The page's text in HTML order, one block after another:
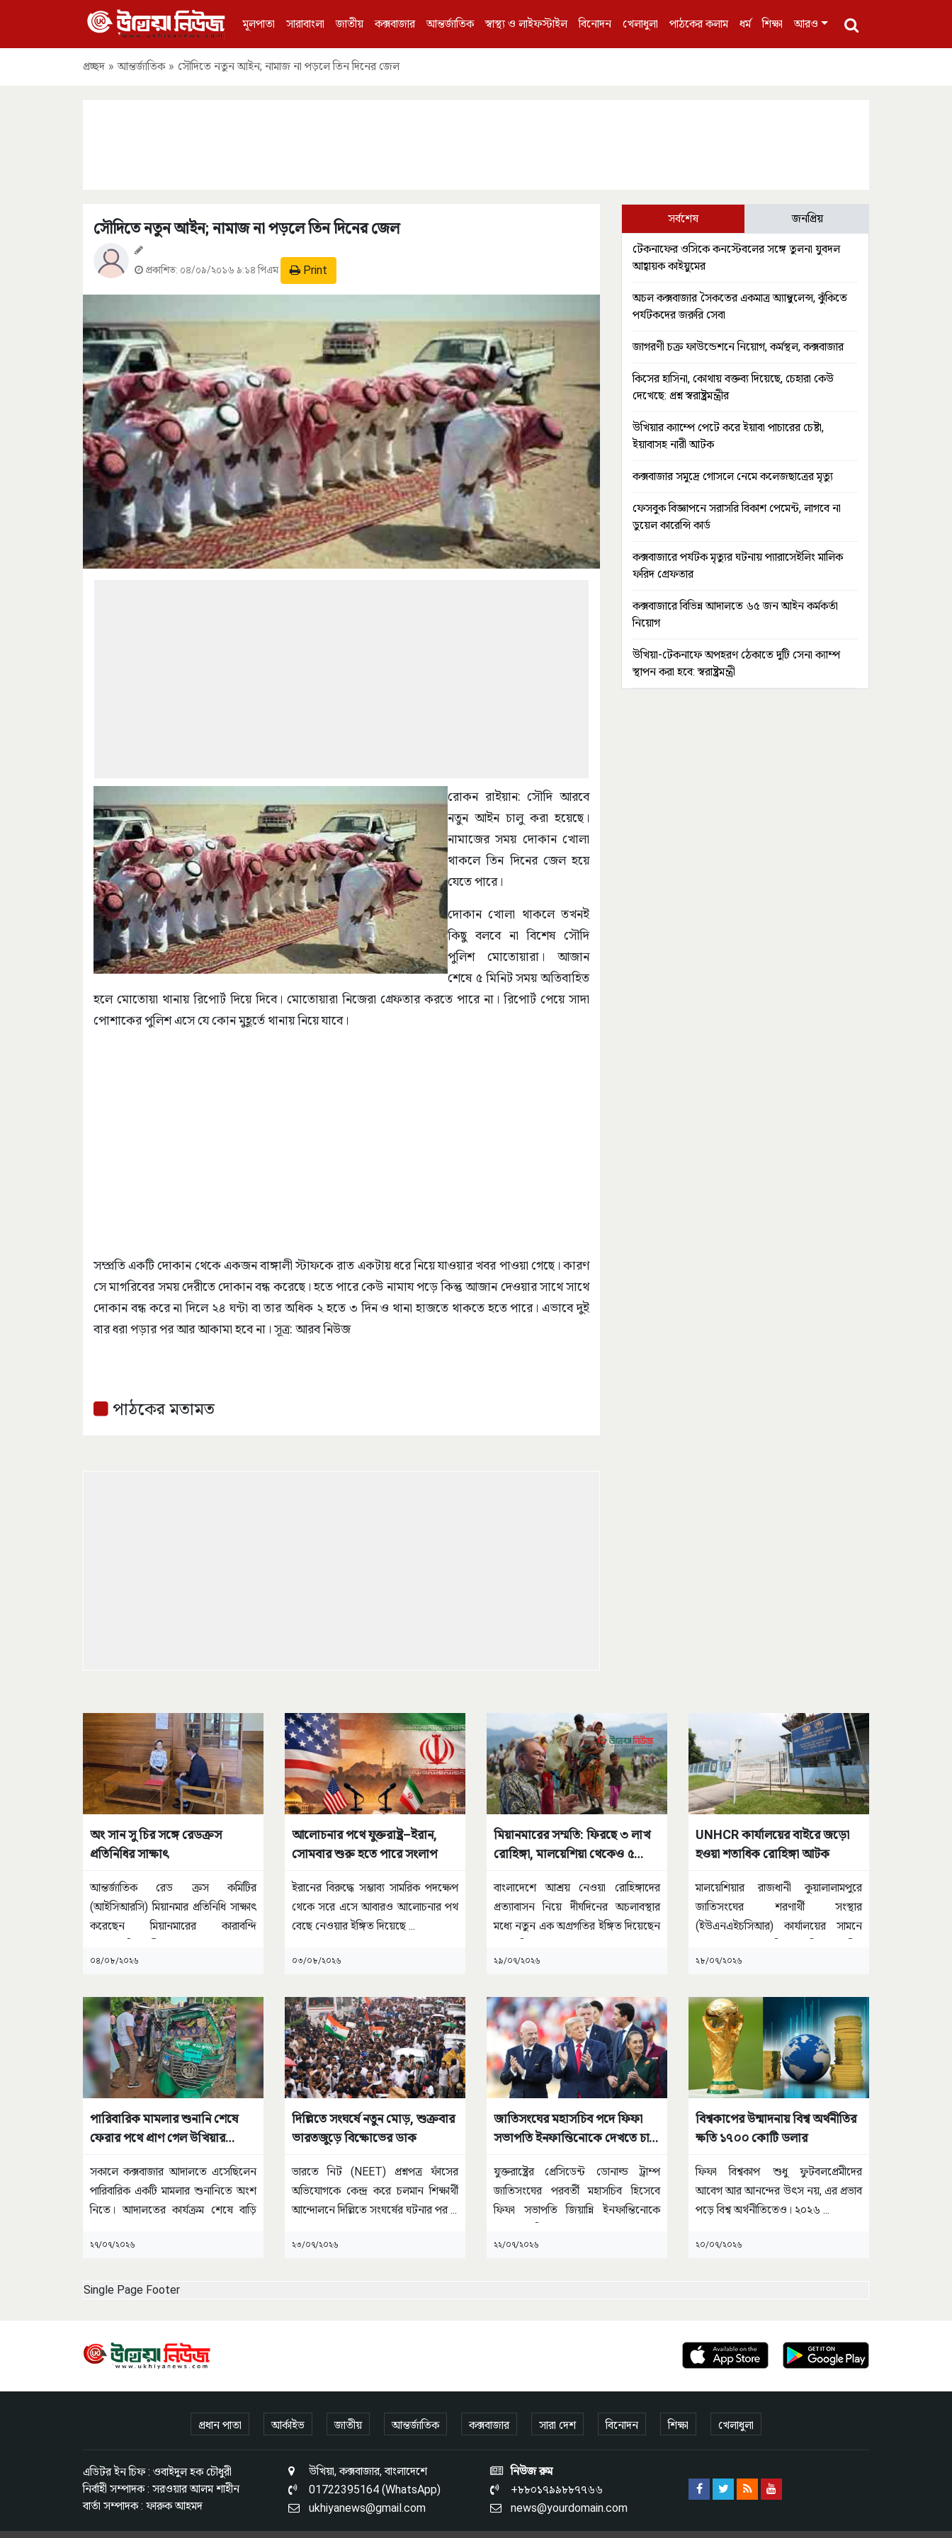
মূলপাতা সারাবাংলা জাতীয় কক্সবাজার আন্তর্জাতিক স্বাস্থ্য ও লাইফস্টাইল বিনোদন খেলাধুলা পাঠকের কলাম ধর্ম শিক্ষা আরও
প্রচ্ছদ » আন্তর্জাতিক » সৌদিতে নতুন আইন; নামাজ না পড়লে তিন দিনের জেল
সৌদিতে নতুন আইন; নামাজ না পড়লে তিন দিনের জেল
প্রকাশিত: ০৪/০৯/২০১৬ ৯:১৪ পিএম Print
রোকন রাইয়ান: সৌদি আরবে
নতুন আইন চালু করা হয়েছে।
নামাজের সময় দোকান খোলা
থাকলে তিন দিনের জেল হয়ে
যেতে পারে।
দোকান খোলা থাকলে তখনই
কিছু বলবে না বিশেষ সৌদি
পুলিশ মোতোয়ারা। আজান
শেষে ৫ মিনিট সময় অতিবাহিত
হলে মোতোয়া থানায় রিপোর্ট দিয়ে দিবে। মোতোয়ারা নিজেরা গ্রেফতার করতে পারে না। রিপোর্ট পেয়ে সাদা
পোশাকের পুলিশ এসে যে কোন মুহূর্তে থানায় নিয়ে যাবে।
সম্প্রতি একটি দোকান থেকে একজন বাঙ্গালী স্টাফকে রাত একটায় ধরে নিয়ে যাওয়ার খবর পাওয়া গেছে। কারণ
সে মাগরিবের সময় দেরীতে দোকান বন্ধ করেছে। হতে পারে কেউ নামায পড়ে কিন্তু আজান দেওয়ার সাথে সাথে
দোকান বন্ধ করে না দিলে ২৪ ঘন্টা বা তার অধিক ২ হতে ৩ দিন ও থানা হাজতে থাকতে হতে পারে। এভাবে দুই
বার ধরা পড়ার পর আর আকামা হবে না। সূত্র: আরব নিউজ
পাঠকের মতামত
সর্বশেষ জনপ্রিয়
টেকনাফের ওসিকে কনস্টেবলের সঙ্গে তুলনা যুবদল
আহ্বায়ক কাইয়ুমের
অচল কক্সবাজার সৈকতের একমাত্র অ্যাম্বুলেন্স, ঝুঁকিতে
পর্যটকদের জরুরি সেবা
জাগরণী চক্র ফাউন্ডেশনে নিয়োগ, কর্মস্থল, কক্সবাজার
কিসের হাসিনা, কোথায় বক্তব্য দিয়েছে, চেহারা কেউ
দেখেছে: প্রশ্ন স্বরাষ্ট্রমন্ত্রীর
উখিয়ার ক্যাম্পে পেটে করে ইয়াবা পাচারের চেষ্টা,
ইয়াবাসহ নারী আটক
কক্সবাজার সমুদ্রে গোসলে নেমে কলেজছাত্রের মৃত্যু
ফেসবুক বিজ্ঞাপনে সরাসরি বিকাশ পেমেন্ট, লাগবে না
ডুয়েল কারেন্সি কার্ড
কক্সবাজারে পর্যটক মৃত্যুর ঘটনায় প্যারাসেইলিং মালিক
ফরিদ গ্রেফতার
কক্সবাজারে বিভিন্ন আদালতে ৬৫ জন আইন কর্মকর্তা
নিয়োগ
উখিয়া-টেকনাফে অপহরণ ঠেকাতে দুটি সেনা ক্যাম্প
স্থাপন করা হবে: স্বরাষ্ট্রমন্ত্রী
অং সান সু চির সঙ্গে রেডক্রস
প্রতিনিধির সাক্ষাৎ
আন্তর্জাতিক রেড ক্রস কমিটির
(আইসিআরসি) মিয়ানমার প্রতিনিধি সাক্ষাৎ
করেছেন মিয়ানমারের কারাবন্দি
০৪/০৮/২০২৬
আলোচনার পথে যুক্তরাষ্ট্র–ইরান,
সোমবার শুরু হতে পারে সংলাপ
ইরানের বিরুদ্ধে সম্ভাব্য সামরিক পদক্ষেপ
থেকে সরে এসে আবারও আলোচনার পথ
বেছে নেওয়ার ইঙ্গিত দিয়েছে ...
০৩/০৮/২০২৬
মিয়ানমারের সম্মতি: ফিরছে ৩ লাখ
রোহিঙ্গা, মালয়েশিয়া থেকেও ৫
বাংলাদেশে আশ্রয় নেওয়া রোহিঙ্গাদের
প্রত্যাবাসন নিয়ে দীর্ঘদিনের অচলাবস্থার
মধ্যে নতুন এক অগ্রগতির ইঙ্গিত দিয়েছেন
২৯/০৭/২০২৬
UNHCR কার্যালয়ের বাইরে জড়ো
হওয়া শতাধিক রোহিঙ্গা আটক
মালয়েশিয়ার রাজধানী কুয়ালালামপুরে
জাতিসংঘের শরণার্থী সংস্থার
(ইউএনএইচসিআর) কার্যালয়ের সামনে
আশ্রয়প্রার্থীকে
২৮/০৭/২০২৬
পারিবারিক মামলার শুনানি শেষে
ফেরার পথে প্রাণ গেল উখিয়ার
সকালে কক্সবাজার আদালতে এসেছিলেন
পারিবারিক একটি মামলার শুনানিতে অংশ
নিতে। আদালতের কার্যক্রম শেষে বাড়ি
২৭/০৭/২০২৬
দিল্লিতে সংঘর্ষে নতুন মোড়, শুক্রবার
ভারতজুড়ে বিক্ষোভের ডাক
ভারতে নিট (NEET) প্রশ্নপত্র ফাঁসের
অভিযোগকে কেন্দ্র করে চলমান শিক্ষার্থী
আন্দোলনে দিল্লিতে সংঘর্ষের ঘটনার পর...
২৩/০৭/২০২৬
জাতিসংঘের মহাসচিব পদে ফিফা
সভাপতি ইনফান্তিনোকে দেখতে চান
যুক্তরাষ্ট্রের প্রেসিডেন্ট ডোনাল্ড ট্রাম্প
জাতিসংঘের পরবর্তী মহাসচিব হিসেবে
ফিফা সভাপতি জিয়ান্নি ইনফান্তিনোকে
২২/০৭/২০২৬
বিশ্বকাপের উন্মাদনায় বিশ্ব অর্থনীতির
ক্ষতি ১৭০০ কোটি ডলার
ফিফা বিশ্বকাপ শুধু ফুটবলপ্রেমীদের
আবেগ আর আনন্দের উৎস নয়, এর প্রভাব
পড়ে বিশ্ব অর্থনীতিতেও। ২০২৬ ...
২০/০৭/২০২৬
Single Page Footer
প্রধান পাতা আর্কাইভ জাতীয় আন্তর্জাতিক কক্সবাজার সারা দেশ বিনোদন শিক্ষা খেলাধুলা
এডিটর ইন চিফ : ওবাইদুল হক চৌধুরী
নির্বাহী সম্পাদক : সরওয়ার আলম শাহীন
বার্তা সম্পাদক : ফারুক আহমদ
উখিয়া, কক্সবাজার, বাংলাদেশে
01722395164 (WhatsApp)
ukhiyanews@gmail.com
নিউজ রুম
+৮৮০১৭৯৯৮৮৭৭৬৬
news@yourdomain.com